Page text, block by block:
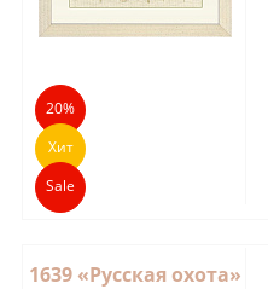
20%
Хит
Sale
1639 «Русская охота»